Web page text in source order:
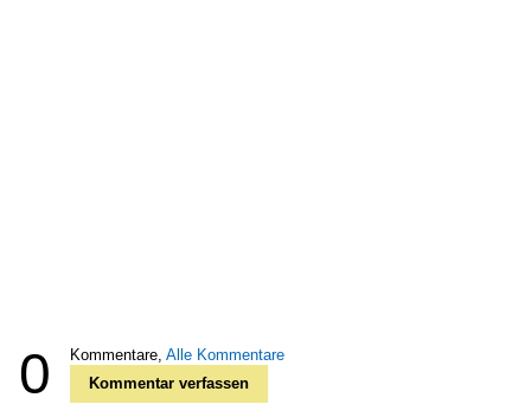
0 Kommentare, Alle Kommentare
Kommentar verfassen